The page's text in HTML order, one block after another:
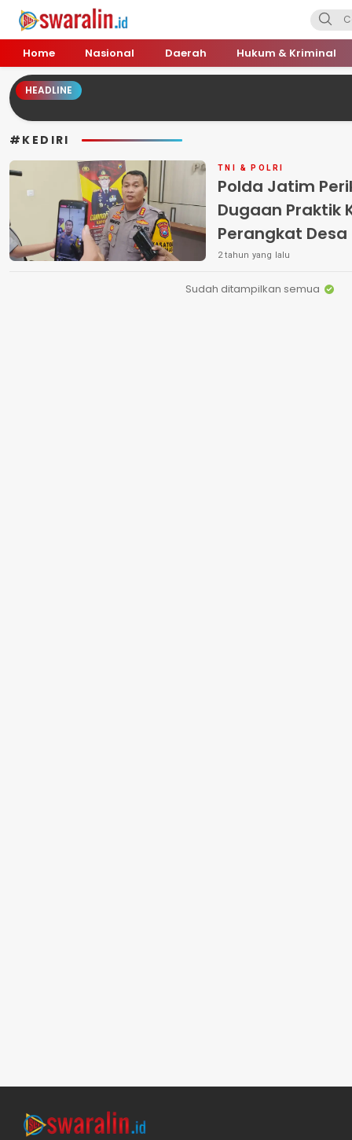
Swara Lin
Independent, Tajam & Profesional
Home Nasional Daerah Hukum & Kriminal
HEADLINE
#KEDIRI
TNI & POLRI
Polda Jatim
Dugaan Praktik
Perangkat Desa
2 tahun yang lalu
Sudah ditampilkan semua